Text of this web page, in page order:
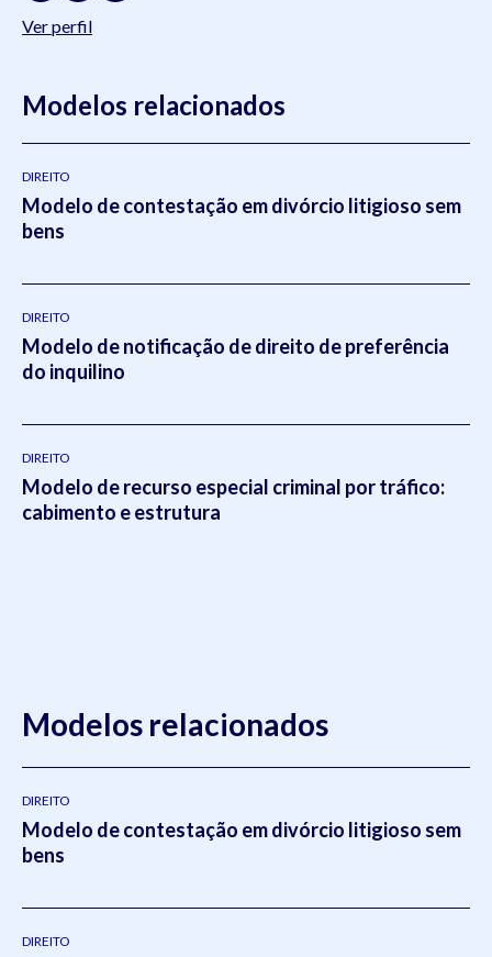
Ver perfil
Modelos relacionados
DIREITO
Modelo de contestação em divórcio litigioso sem
bens
DIREITO
Modelo de notificação de direito de preferência
do inquilino
DIREITO
Modelo de recurso especial criminal por tráfico:
cabimento e estrutura
Modelos relacionados
DIREITO
Modelo de contestação em divórcio litigioso sem
bens
DIREITO